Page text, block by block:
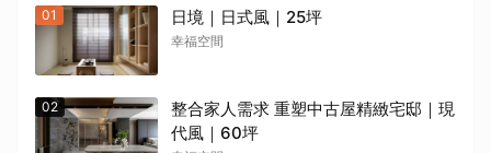
01 日境｜日式風｜25坪
幸福空間
02
整合家人需求 重塑中古屋精緻宅邸｜現
代風｜60坪